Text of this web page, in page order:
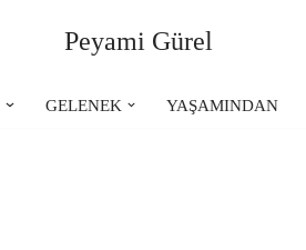
Peyami Gürel
GELENEK YAŞAMINDAN